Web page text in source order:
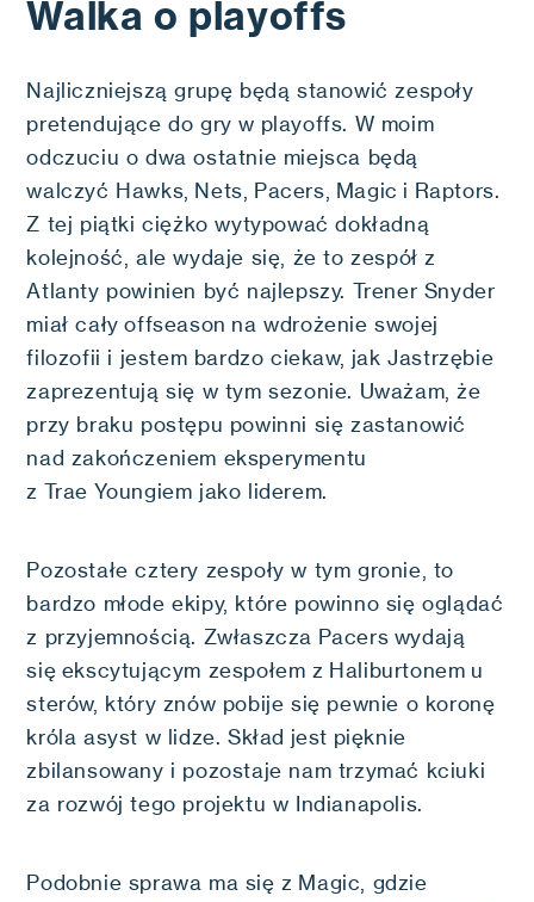
Walka o playoffs
Najliczniejszą grupę będą stanowić zespoły
pretendujące do gry w playoffs. W moim
odczuciu o dwa ostatnie miejsca będą
walczyć Hawks, Nets, Pacers, Magic i Raptors.
Z tej piątki ciężko wytypować dokładną
kolejność, ale wydaje się, że to zespół z
Atlanty powinien być najlepszy. Trener Snyder
miał cały offseason na wdrożenie swojej
filozofii i jestem bardzo ciekaw, jak Jastrzębie
zaprezentują się w tym sezonie. Uważam, że
przy braku postępu powinni się zastanowić
nad zakończeniem eksperymentu
z Trae Youngiem jako liderem.
Pozostałe cztery zespoły w tym gronie, to
bardzo młode ekipy, które powinno się oglądać
z przyjemnością. Zwłaszcza Pacers wydają
się ekscytującym zespołem z Haliburtonem u
sterów, który znów pobije się pewnie o koronę
króla asyst w lidze. Skład jest pięknie
zbilansowany i pozostaje nam trzymać kciuki
za rozwój tego projektu w Indianapolis.
Podobnie sprawa ma się z Magic, gdzie